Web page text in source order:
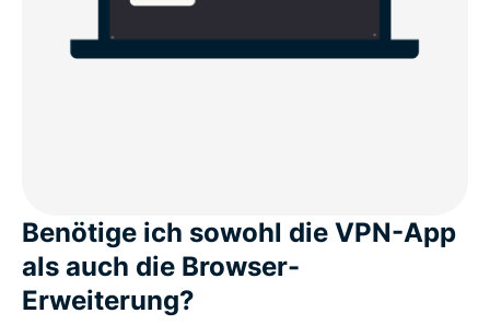
Benötige ich sowohl die VPN-App
als auch die Browser-
Erweiterung?